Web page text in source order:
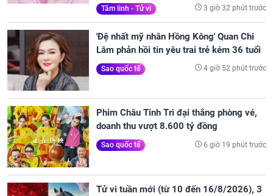
Tâm linh - Tử vi 3 giờ 32 phút trước
'Đệ nhất mỹ nhân Hồng Kông' Quan Chi
Lâm phản hồi tin yêu trai trẻ kém 36 tuổi
Sao quốc tế 4 giờ 52 phút trước
Phim Châu Tinh Trì đại thắng phòng vé,
doanh thu vượt 8.600 tỷ đồng
Sao quốc tế 6 giờ 19 phút trước
Tử vi tuần mới (từ 10 đến 16/8/2026), 3